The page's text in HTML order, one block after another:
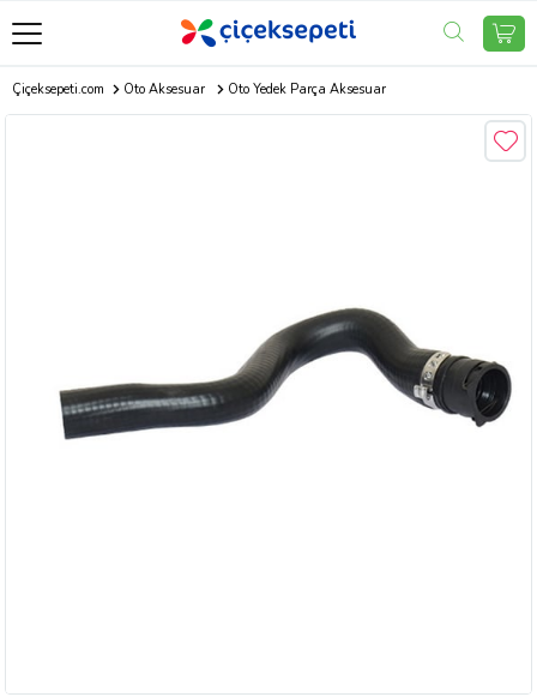
Çiçeksepeti.com Oto Aksesuar Oto Yedek Parça Aksesuar